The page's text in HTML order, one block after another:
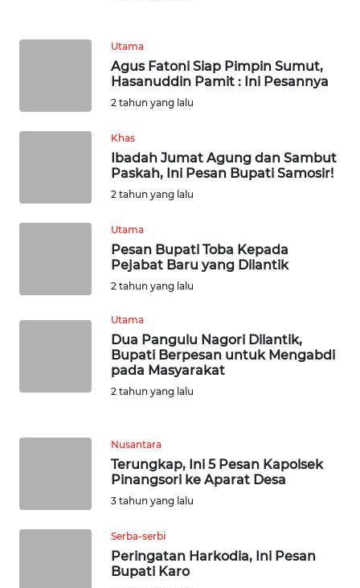
Utama
Agus Fatoni Siap Pimpin Sumut,
Hasanuddin Pamit : Ini Pesannya
2 tahun yang lalu
Khas
Ibadah Jumat Agung dan Sambut
Paskah, Ini Pesan Bupati Samosir!
2 tahun yang lalu
Utama
Pesan Bupati Toba Kepada
Pejabat Baru yang Dilantik
2 tahun yang lalu
Utama
Dua Pangulu Nagori Dilantik,
Bupati Berpesan untuk Mengabdi
pada Masyarakat
2 tahun yang lalu
Nusantara
Terungkap, Ini 5 Pesan Kapolsek
Pinangsori ke Aparat Desa
3 tahun yang lalu
Serba-serbi
Peringatan Harkodia, Ini Pesan
Bupati Karo
WN